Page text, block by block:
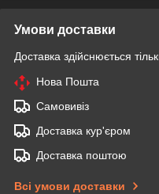
Умови доставки
Доставка здійснюється
Нова Пошта
Самовивіз
Доставка кур'єром
Доставка поштою
Всі умови доставки